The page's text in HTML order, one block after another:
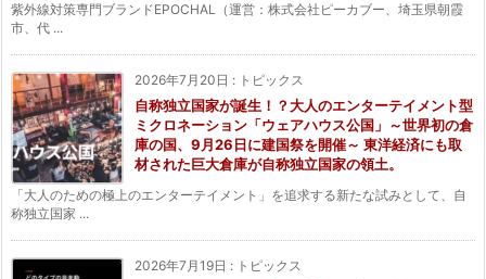
紫外線対策専門ブランドEPOCHAL（運営：株式会社ピーカブー、埼玉県朝霞
市、代 ...
2026年7月20日 : トピックス
自称独立国家が誕生！？大人のエンターテイメント型
ミクロネーション「ウェアハウス公国」～世界初の倉
庫の国、9月26日に建国祭を開催～ 東洋経済にも取
材された巨大倉庫が自称独立国家の領土。
「大人のための極上のエンターテイメント」を追求する新たな試みとして、自
称独立国家 ...
2026年7月19日 : トピックス